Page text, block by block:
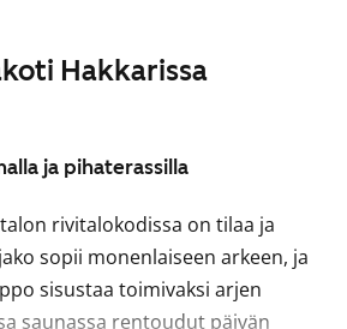
Hakkarissa
ja pihaterassilla
rivitalokodissa on tilaa ja
sopii monenlaiseen arkeen, ja
sisustaa toimivaksi arjen
saunassa rentoudut päivän